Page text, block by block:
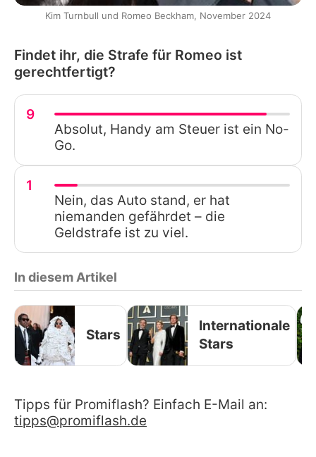
Kim Turnbull und Romeo Beckham, November 2024
Findet ihr, die Strafe für Romeo ist
gerechtfertigt?
9
Absolut, Handy am Steuer ist ein No-
Go.
1
Nein, das Auto stand, er hat
niemanden gefährdet – die
Geldstrafe ist zu viel.
In diesem Artikel
Stars
Internationale
Stars
Tipps für Promiflash? Einfach E-Mail an:
tipps@promiflash.de